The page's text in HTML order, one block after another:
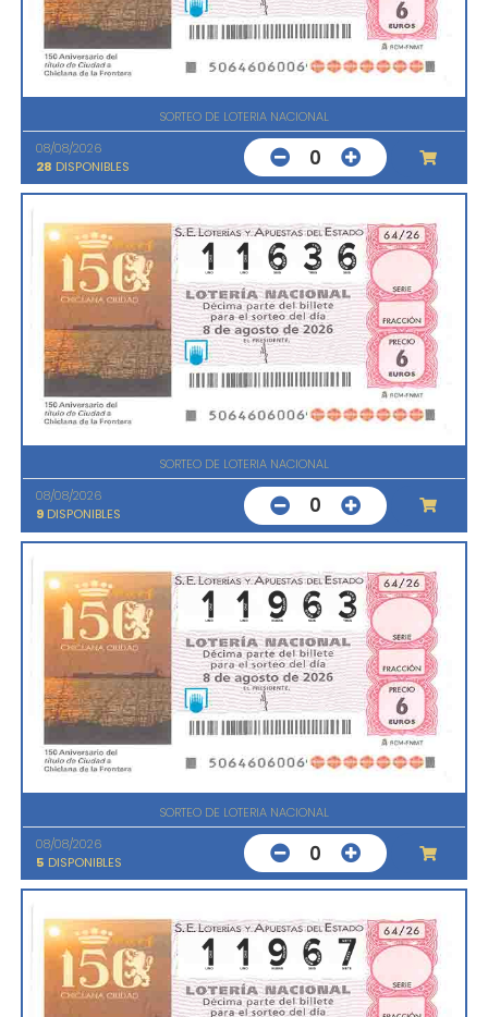
SORTEO DE LOTERIA NACIONAL
08/08/2026
28 DISPONIBLES 0
SORTEO DE LOTERIA NACIONAL
08/08/2026
9 DISPONIBLES 0
SORTEO DE LOTERIA NACIONAL
08/08/2026
5 DISPONIBLES 0